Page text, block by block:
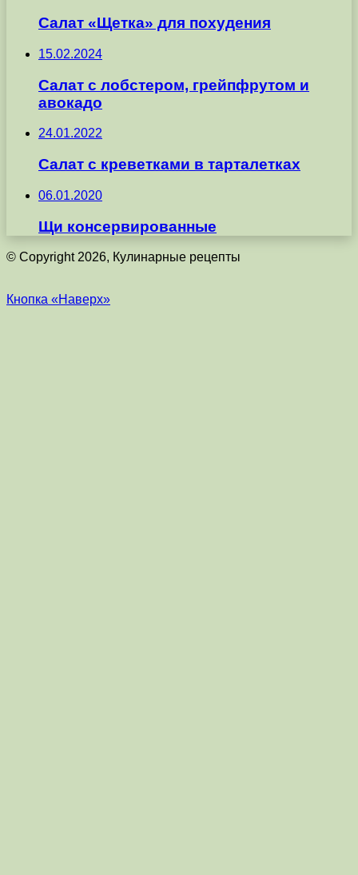
Салат «Щетка» для похудения
15.02.2024
Салат с лобстером, грейпфрутом и
авокадо
24.01.2022
Салат с креветками в тарталетках
06.01.2020
Щи консервированные
© Copyright 2026, Кулинарные рецепты
Кнопка «Наверх»